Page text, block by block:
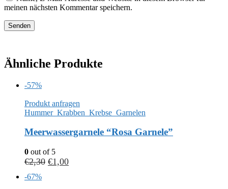
meinen nächsten Kommentar speichern.
Ähnliche Produkte
-57%
Produkt anfragen
Hummer_Krabben_Krebse_Garnelen
Meerwassergarnele “Rosa Garnele”
0 out of 5
€2,30 €1,00
-67%